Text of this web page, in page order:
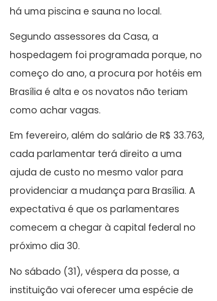
há uma piscina e sauna no local.
Segundo assessores da Casa, a
hospedagem foi programada porque, no
começo do ano, a procura por hotéis em
Brasília é alta e os novatos não teriam
como achar vagas.
Em fevereiro, além do salário de R$ 33.763,
cada parlamentar terá direito a uma
ajuda de custo no mesmo valor para
providenciar a mudança para Brasília. A
expectativa é que os parlamentares
comecem a chegar à capital federal no
próximo dia 30.
No sábado (31), véspera da posse, a
instituição vai oferecer uma espécie de